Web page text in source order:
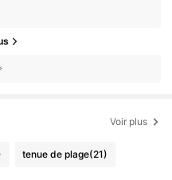
Voir plus
tenue de plage(21)